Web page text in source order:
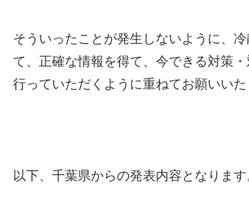
そういったことが発生しないように、
て、正確な情報を得て、今できる対策
行っていただくように重ねてお願いいた
以下、千葉県からの発表内容となります